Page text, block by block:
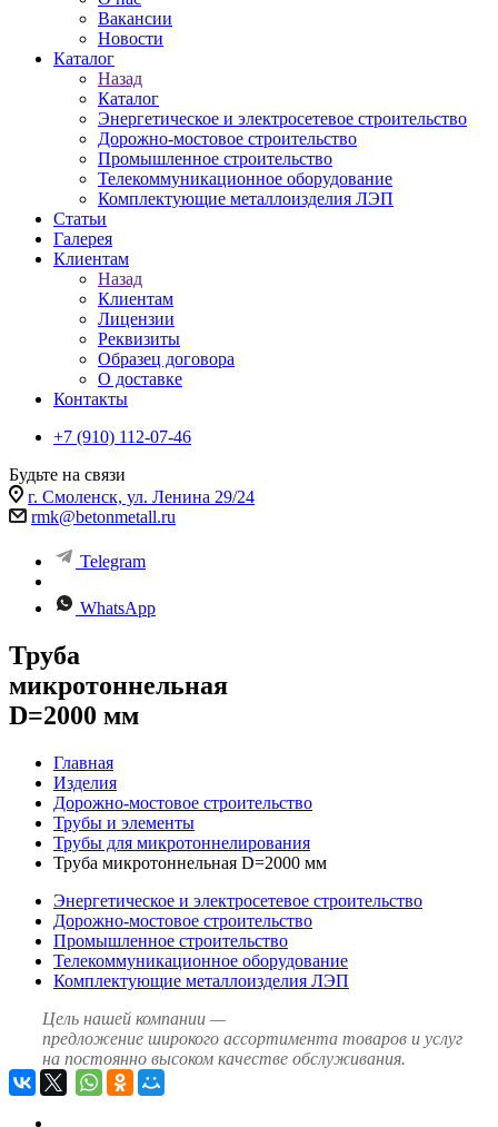
Вакансии
Новости
Каталог
Назад
Каталог
Энергетическое и электросетевое строительство
Дорожно-мостовое строительство
Промышленное строительство
Телекоммуникационное оборудование
Комплектующие металлоизделия ЛЭП
Статьи
Галерея
Клиентам
Назад
Клиентам
Лицензии
Реквизиты
Образец договора
О доставке
Контакты
+7 (910) 112-07-46
Будьте на связи
г. Смоленск, ул. Ленина 29/24
rmk@betonmetall.ru
Telegram
WhatsApp
Труба
микротоннельная
D=2000 мм
Главная
Изделия
Дорожно-мостовое строительство
Трубы и элементы
Трубы для микротоннелирования
Труба микротоннельная D=2000 мм
Энергетическое и электросетевое строительство
Дорожно-мостовое строительство
Промышленное строительство
Телекоммуникационное оборудование
Комплектующие металлоизделия ЛЭП
Цель нашей компании —
предложение широкого ассортимента товаров и услуг
на постоянно высоком качестве обслуживания.